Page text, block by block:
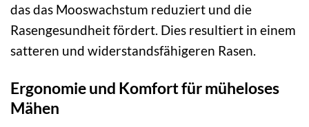
das das Mooswachstum reduziert und die
Rasengesundheit fördert. Dies resultiert in einem
satteren und widerstandsfähigeren Rasen.
Ergonomie und Komfort für müheloses
Mähen